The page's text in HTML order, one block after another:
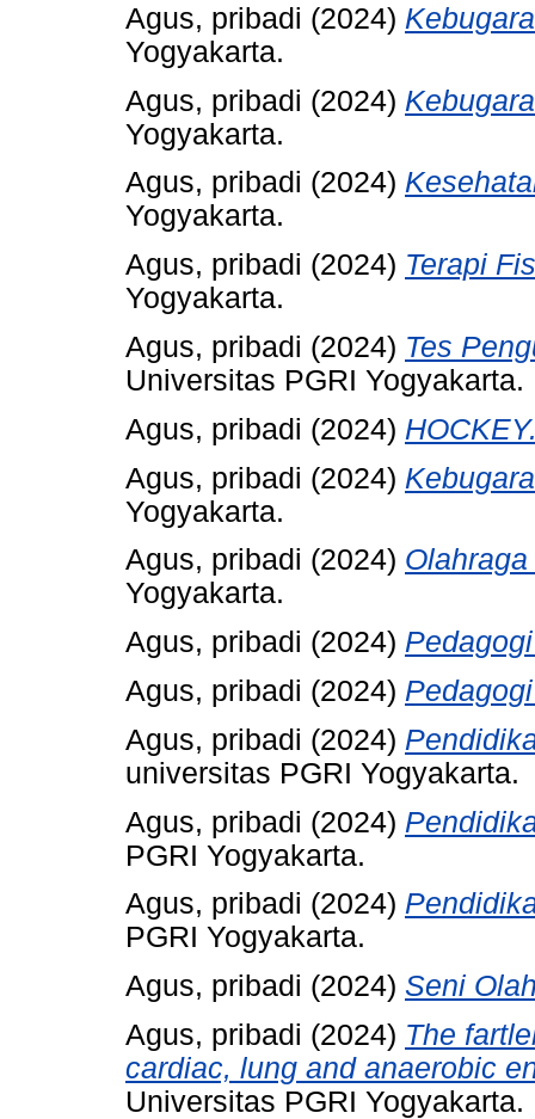
Agus, pribadi (2024)
Yogyakarta.
Agus, pribadi (2024)
Yogyakarta.
Agus, pribadi (2024)
Yogyakarta.
Agus, pribadi (2024) Terapi
Yogyakarta.
Agus, pribadi (2024) Tes
Universitas PGRI Yogyakarta.
Agus, pribadi (2024)
Agus, pribadi (2024)
Yogyakarta.
Agus, pribadi (2024)
Yogyakarta.
Agus, pribadi (2024)
Agus, pribadi (2024)
Agus, pribadi (2024)
universitas PGRI Yogyakarta.
Agus, pribadi (2024)
PGRI Yogyakarta.
Agus, pribadi (2024)
PGRI Yogyakarta.
Agus, pribadi (2024) Seni
Agus, pribadi (2024) The
cardiac, lung and anaerobic
Universitas PGRI Yogyakarta.